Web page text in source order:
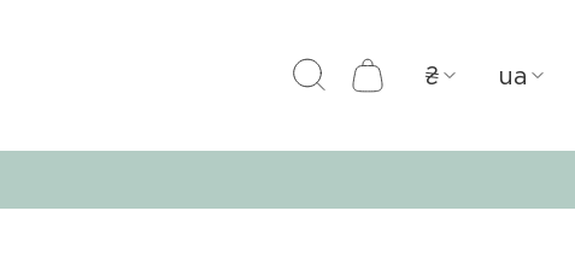
₴ ua